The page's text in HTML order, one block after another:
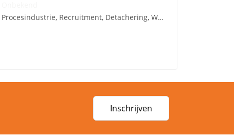
Procesindustrie, Recruitment, Detachering, Werving en Selectie
Inschrijven